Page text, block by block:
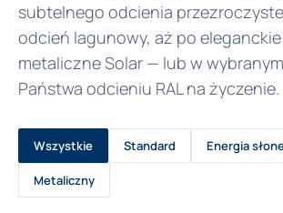
subtelnego odcienia
odcień lagunowy, aż po
metaliczne Solar — lub w
Państwa odcieniu RAL na życzenie.
Wszystkie Standard Energia
Metaliczny